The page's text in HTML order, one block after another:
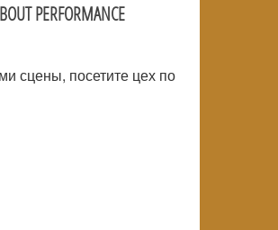
PERFORMANCE
сцены, посетите цех по